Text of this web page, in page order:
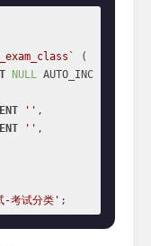
(
NULL AUTO_INC
'' ,
'' ,
-考试分类' ;